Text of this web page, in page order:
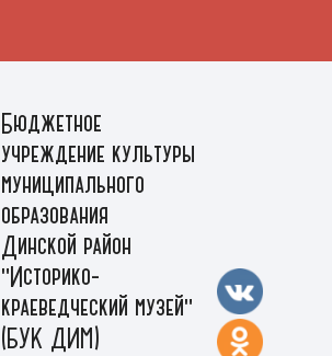
Бюджетное
учреждение культуры
муниципального
образования
Динской район
"Историко-
краеведческий музей"
(БУК ДИМ)